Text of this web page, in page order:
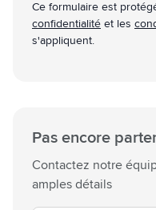
Ce formulaire est
confidentialité et les
s'appliquent.
Pas encore
Contactez notre
amples détails